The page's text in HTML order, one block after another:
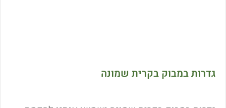
גדרות במבוק בקרית שמונה